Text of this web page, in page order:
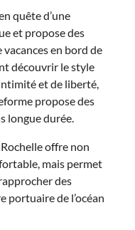
quête d’une
et propose des
en bord de
découvrir le style
et de liberté,
propose des
longue durée.
Rochelle offre non
mais permet
des
portuaire de l’océan